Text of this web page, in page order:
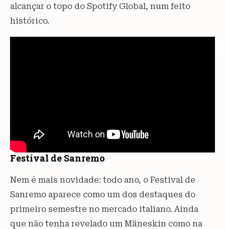
alcançar o topo do Spotify Global, num feito
histórico.
Festival de Sanremo
Nem é mais novidade: todo ano, o Festival de
Sanremo aparece como um dos destaques do
primeiro semestre no mercado italiano. Ainda
que não tenha revelado um Mäneskin como na